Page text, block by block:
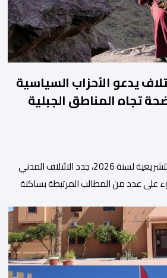
2026 .. ائتلاف يدعو الأحزاب السياسية
تجاه المناطق الجبلية
مع اقتراب الاستحقاقات التشريعية لسنة 2026، جدد الائتلاف المدني
على عدد من المطالب المرتبطة بساكنة
فيها الأحزاب السياسية، إلى ادراج 10 التزامات ضمن برامجها الانتخابية
مع المناطق الجبلية والانتقال من
عملية […]